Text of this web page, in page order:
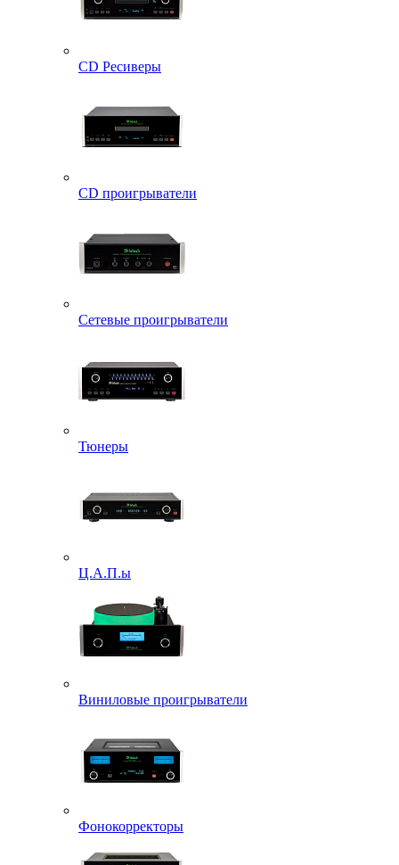
CD Ресиверы
CD проигрыватели
Сетевые проигрыватели
Тюнеры
Ц.А.П.ы
Виниловые проигрыватели
Фонокорректоры